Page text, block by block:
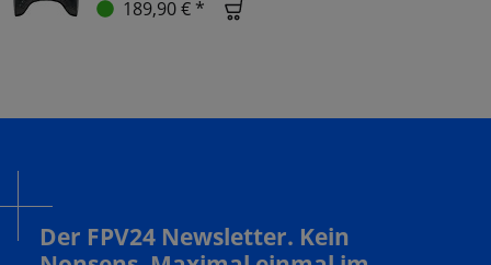
189,90 € *
Der FPV24 Newsletter. Kein